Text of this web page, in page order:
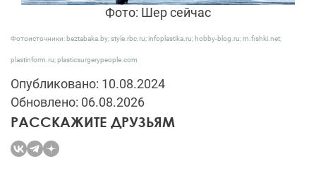
Фото: Шер сейчас
Фотоисточники: beztabaka.by; style.rbc.ru; infoplastika.ru; hobby-blog.ru; m.fishki.net;
plastinform.ru; plasticsurgerypeople.com
Опубликовано: 10.08.2024
Обновлено: 06.08.2026
РАССКАЖИТЕ ДРУЗЬЯМ